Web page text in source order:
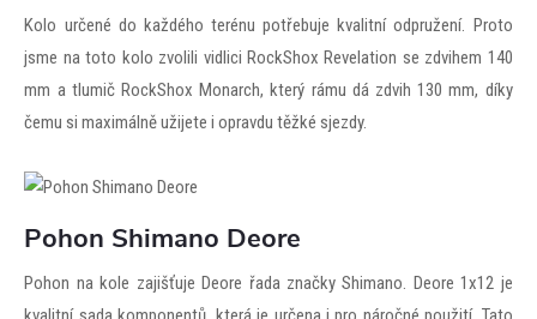
Kolo určené do každého terénu potřebuje kvalitní odpružení. Proto
jsme na toto kolo zvolili vidlici RockShox Revelation se zdvihem 140
mm a tlumič RockShox Monarch, který rámu dá zdvih 130 mm, díky
čemu si maximálně užijete i opravdu těžké sjezdy.
Pohon Shimano Deore
Pohon na kole zajišťuje Deore řada značky Shimano. Deore 1x12 je